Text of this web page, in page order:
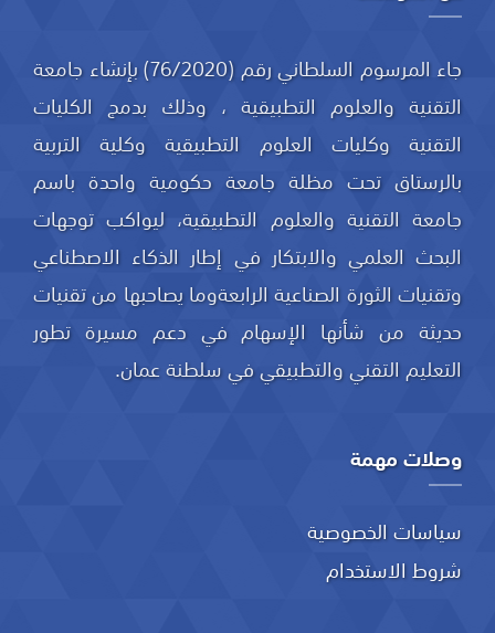
جاء المرسوم السلطاني رقم (76/2020) بإنشاء جامعة
التقنية والعلوم التطبيقية ، وذلك بدمج الكليات
التقنية وكليات العلوم التطبيقية وكلية التربية
بالرستاق تحت مظلة جامعة حكومية واحدة باسم
جامعة التقنية والعلوم التطبيقية، ليواكب توجهات
البحث العلمي والابتكار في إطار الذكاء الاصطناعي
وتقنيات الثورة الصناعية الرابعةوما يصاحبها من تقنيات
حديثة من شأنها الإسهام في دعم مسيرة تطور
التعليم التقني والتطبيقي في سلطنة عمان.
وصلات مهمة
سياسات الخصوصية
شروط الاستخدام